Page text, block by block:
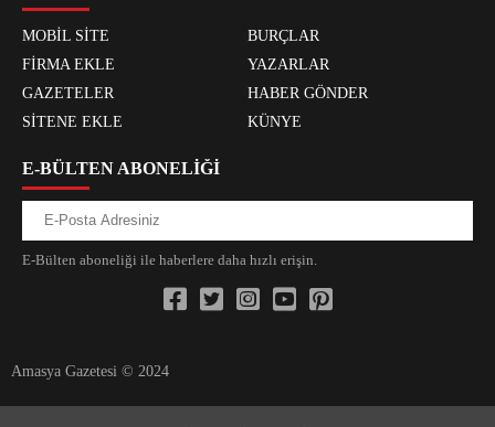
MOBİL SİTE
BURÇLAR
FİRMA EKLE
YAZARLAR
GAZETELER
HABER GÖNDER
SİTENE EKLE
KÜNYE
E-BÜLTEN ABONELİĞİ
E-Bülten aboneliği ile haberlere daha hızlı erişin.
Amasya Gazetesi © 2024